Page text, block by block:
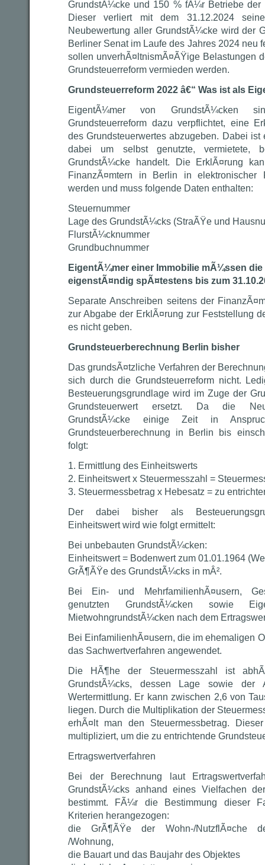
GrundstÃ¼cke und 150 % fÃ¼r Betriebe der
Dieser verliert mit dem 31.12.2024
Neubewertung aller GrundstÃ¼cke wird der
Berliner Senat im Laufe des Jahres 2024 neu
sollen unverhÃ¤ltnismÃ¤ÃŸige Belastungen
Grundsteuerreform vermieden werden.
Grundsteuerreform 2022 â€“ Was ist als
EigentÃ¼mer von GrundstÃ¼cken
Grundsteuerreform dazu verpflichtet, eine
des Grundsteuerwertes abzugeben. Dabei
dabei um selbst genutzte, vermietete,
GrundstÃ¼cke handelt. Die ErklÃ¤rung
FinanzÃ¤mtern in Berlin in elektronischer
werden und muss folgende Daten enthalten:
Steuernummer
Lage des GrundstÃ¼cks (StraÃŸe und
FlurstÃ¼cknummer
Grundbuchnummer
EigentÃ¼mer einer Immobilie mÃ¼ssen
eigenstÃ¤ndig spÃ¤testens bis zum
Separate Anschreiben seitens der
zur Abgabe der ErklÃ¤rung zur Feststellung
es nicht geben.
Grundsteuerberechnung Berlin bisher
Das grundsÃ¤tzliche Verfahren der
sich durch die Grundsteuerreform nicht.
Besteuerungsgrundlage wird im Zuge der
Grundsteuerwert ersetzt. Da die
GrundstÃ¼cke einige Zeit in
Grundsteuerberechnung in Berlin bis
folgt:
1. Ermittlung des Einheitswerts
2. Einheitswert x Steuermesszahl =
3. Steuermessbetrag x Hebesatz = zu
Der dabei bisher als
Einheitswert wird wie folgt ermittelt:
Bei unbebauten GrundstÃ¼cken:
Einheitswert = Bodenwert zum 01.01.1964
GrÃ¶ÃŸe des GrundstÃ¼cks in mÂ².
Bei Ein- und MehrfamilienhÃ¤usern,
genutzten GrundstÃ¼cken sowie
MietwohngrundstÃ¼cken nach dem
Bei EinfamilienhÃ¤usern, die im ehemaligen
das Sachwertverfahren angewendet.
Die HÃ¶he der Steuermesszahl ist
GrundstÃ¼cks, dessen Lage sowie der
Wertermittlung. Er kann zwischen 2,6 von
liegen. Durch die Multiplikation der
erhÃ¤lt man den Steuermessbetrag.
multipliziert, um die zu entrichtende
Ertragswertverfahren
Bei der Berechnung laut
GrundstÃ¼cks anhand eines Vielfachen
bestimmt. FÃ¼r die Bestimmung dieser
Kriterien herangezogen:
die GrÃ¶ÃŸe der Wohn-/NutzflÃ¤che
/Wohnung,
die Bauart und das Baujahr des Objektes